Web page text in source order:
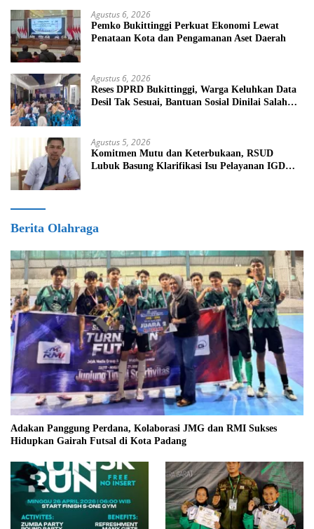
Agustus 6, 2026
Pemko Bukittinggi Perkuat Ekonomi Lewat
Penataan Kota dan Pengamanan Aset Daerah
Agustus 6, 2026
Reses DPRD Bukittinggi, Warga Keluhkan Data
Desil Tak Sesuai, Bantuan Sosial Dinilai Salah
Agustus 5, 2026
Komitmen Mutu dan Keterbukaan, RSUD
Lubuk Basung Klarifikasi Isu Pelayanan IGD
Berita Olahraga
Adakan Panggung Perdana, Kolaborasi JMG dan RMI Sukses
Hidupkan Gairah Futsal di Kota Padang